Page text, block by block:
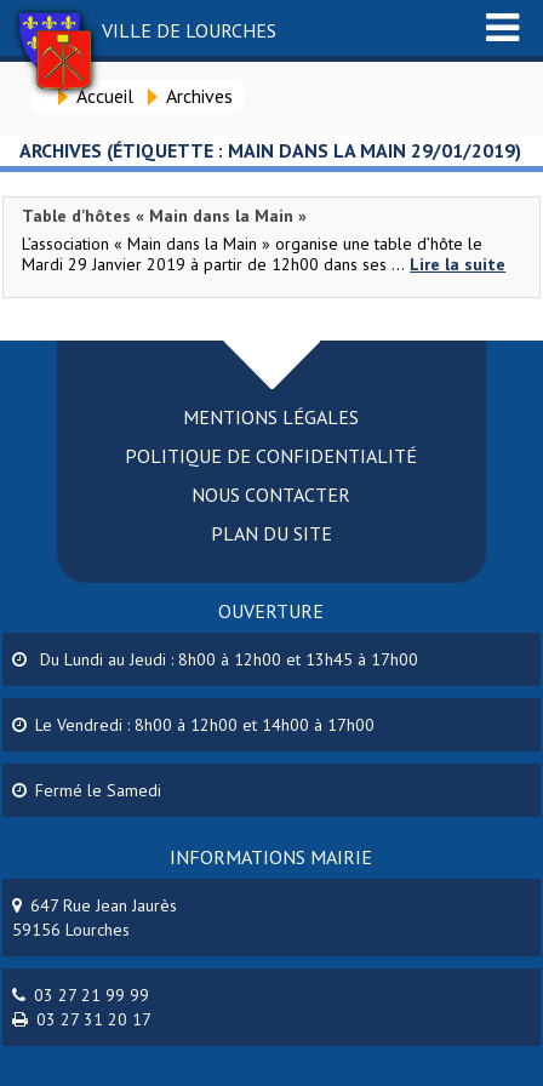
VILLE DE LOURCHES
Accueil Archives
ARCHIVES (ÉTIQUETTE : MAIN DANS LA MAIN 29/01/2019)
Table d’hôtes « Main dans la Main »
L’association « Main dans la Main » organise une table d’hôte le
Mardi 29 Janvier 2019 à partir de 12h00 dans ses ... Lire la suite
MENTIONS LÉGALES
POLITIQUE DE CONFIDENTIALITÉ
NOUS CONTACTER
PLAN DU SITE
OUVERTURE
Du Lundi au Jeudi : 8h00 à 12h00 et 13h45 à 17h00
Le Vendredi : 8h00 à 12h00 et 14h00 à 17h00
Fermé le Samedi
INFORMATIONS MAIRIE
647 Rue Jean Jaurès
59156 Lourches
03 27 21 99 99
03 27 31 20 17